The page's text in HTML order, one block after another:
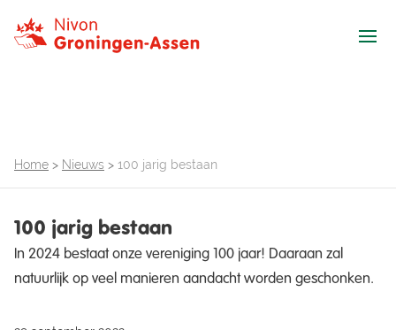
Home > Nieuws > 100 jarig bestaan
100 jarig bestaan
In 2024 bestaat onze vereniging 100 jaar! Daaraan zal
natuurlijk op veel manieren aandacht worden geschonken.